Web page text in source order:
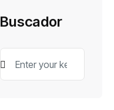
Buscador